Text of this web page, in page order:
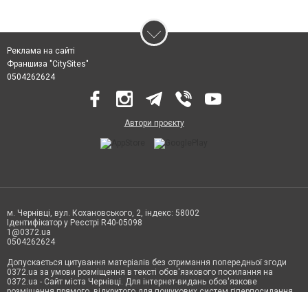
Реклама на сайті
Франшиза "CitySites"
0504262624
Автори проєкту
м. Чернівці, вул. Кохановського, 2, індекс: 58002
Ідентифікатор у Реєстрі R40-05098
1@0372.ua
0504262624
Допускається цитування матеріалів без отримання попередньої згоди
0372.ua за умови розміщення в тексті обов'язкового посилання на
0372.ua - Сайт міста Чернівці. Для інтернет-видань обов'язкове